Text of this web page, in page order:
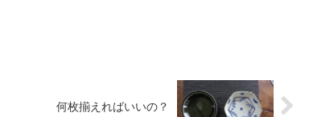
何枚揃えればいいの？